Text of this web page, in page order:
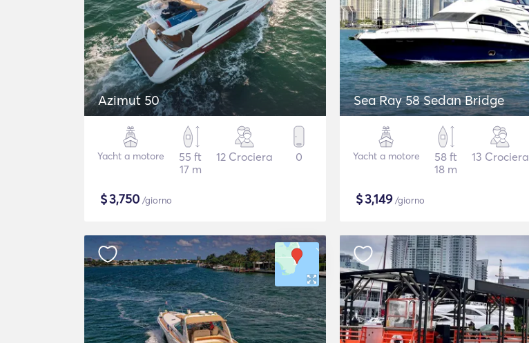
Azimut 50
Yacht a motore
55 ft
17 m
12 Crociera 0
$3,750 /giorno
Sea Ray 58 Sedan Bridge
Yacht a motore
58 ft
18 m
13 Crociera
$3,149/giorno